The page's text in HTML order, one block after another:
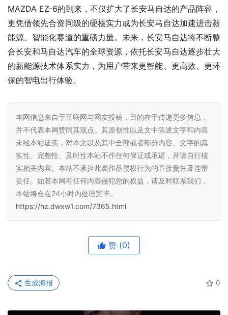
MAZDA EZ-6的到来，不仅扩大了长安马自达的产品阵容，
更凭借领先合资同级的硬核实力成为长安马自达加速进击新
能源、智能化赛道的重磅力量。未来，长安马自达将不断整
合长安和马自达汽车的全球资源，依托长安马自达逐步壮大
的新能源技术体系实力，为用户带来更智能、更高效、更环
保的智电出行体验。
本网信息来自于互联网与网友投稿，目的在于传递更多信息，
并不代表本网赞同其观点。其原创性以及文中陈述文字和内容
未经本站证实，对本文以及其中全部或者部分内容、文字的真
实性、完整性、及时性本站不作任何保证或承诺，并请自行核
实相关内容。本站不承担此类作品侵权行为的直接责任及连带
责任。如若本网有任何内容侵犯您的权益，请及时联系我们，
本站将会在24小时内处理完毕。
https://hz.dwxw1.com/7365.html
赞 (0)
0
生成海报